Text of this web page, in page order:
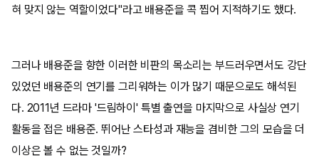
혀 맞지 않는 역할이었다"라고 배용준을 콕 찝어 지적하기도 했다.
그러나 배용준을 향한 이러한 비판의 목소리는 부드러우면서도 강단
있었던 배용준의 연기를 그리워하는 이가 많기 때문으로도 해석된
다. 2011년 드라마 '드림하이' 특별 출연을 마지막으로 사실상 연기
활동을 접은 배용준. 뛰어난 스타성과 재능을 겸비한 그의 모습을 더
이상은 볼 수 없는 것일까?